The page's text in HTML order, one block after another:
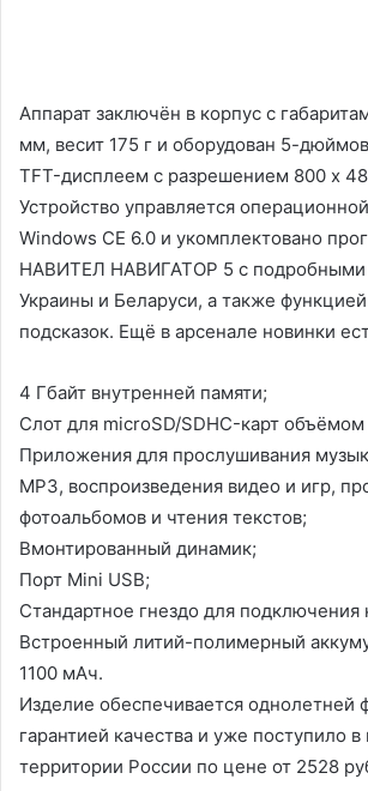
Аппарат заключён в корпус с
мм, весит 175 г и оборудован 5-
TFT-дисплеем с разрешением 800 x
Устройство управляется
Windows CE 6.0 и укомплектовано
НАВИТЕЛ НАВИГАТОР 5 с подробными
Украины и Беларуси, а также
подсказок. Ещё в арсенале новинки
4 Гбайт внутренней памяти;
Слот для microSD/SDHC-карт
Приложения для прослушивания
MP3, воспроизведения видео и игр,
фотоальбомов и чтения текстов;
Вмонтированный динамик;
Порт Mini USB;
Стандартное гнездо для подключения
Встроенный литий-полимерный
1100 мАч.
Изделие обеспечивается однолетней
гарантией качества и уже поступило
территории России по цене от 2528